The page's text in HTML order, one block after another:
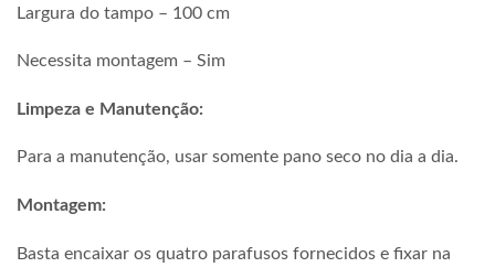
Largura do tampo – 100 cm
Necessita montagem – Sim
Limpeza e Manutenção:
Para a manutenção, usar somente pano seco no dia a dia.
Montagem:
Basta encaixar os quatro parafusos fornecidos e fixar na